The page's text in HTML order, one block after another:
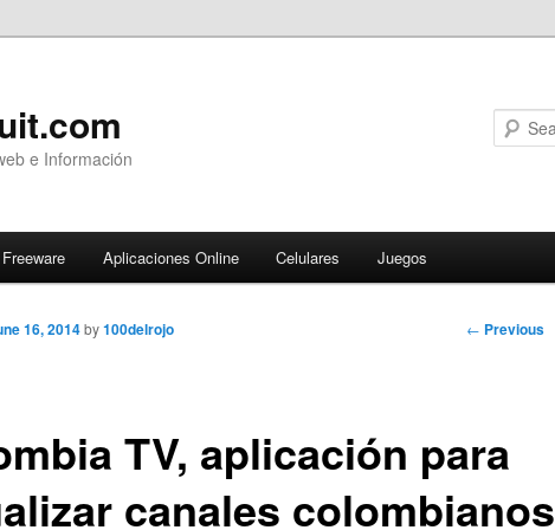
e Información
Freeware Aplicaciones Online Celulares Juegos
Post
← Previous
TV, aplicación para
canales colombianos
16, 2014 by100delrojo